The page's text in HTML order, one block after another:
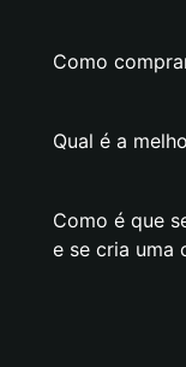
Como
Qual é a
Como é que
e se cria uma